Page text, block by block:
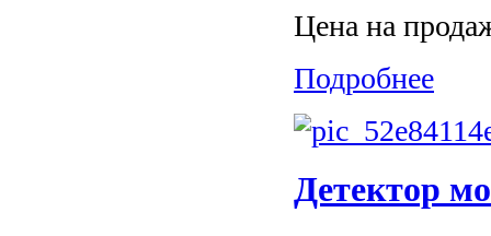
Цена на
Подробнее
Детектор